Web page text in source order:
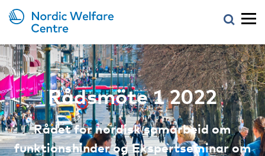
Rådsmöte 1 2022
Rådet for nordisk samarbeid om
funktionshinder og Ekspertseminar om